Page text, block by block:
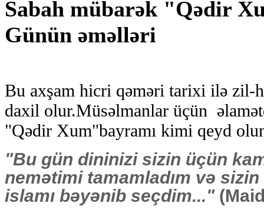
Sabah mübarək "Qədir
Günün əməlləri
Bu axşam hicri qəməri tarixi ilə zil-
daxil olur.Müsəlmanlar üçün
"Qədir Xum"bayramı kimi qeyd
"Bu gün dininizi sizin üçün
nemətimi tamamladım və
islamı bəyənib seçdim..."